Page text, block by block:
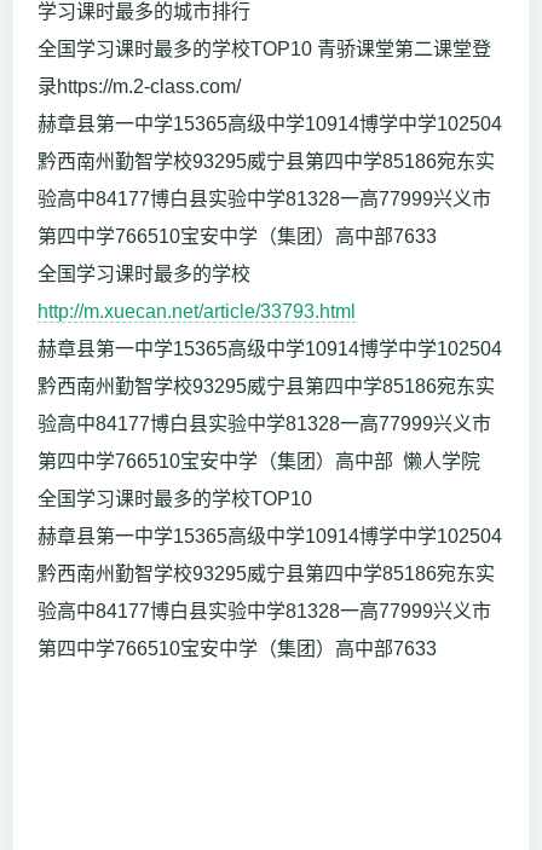
学习课时最多的城市排行
全国学习课时最多的学校TOP10 青骄课堂第二课堂登
录https://m.2-class.com/
赫章县第一中学15365高级中学10914博学中学102504
黔西南州勤智学校93295威宁县第四中学85186宛东实
验高中84177博白县实验中学81328一高77999兴义市
第四中学766510宝安中学（集团）高中部7633
全国学习课时最多的学校
http://m.xuecan.net/article/33793.html
赫章县第一中学15365高级中学10914博学中学102504
黔西南州勤智学校93295威宁县第四中学85186宛东实
验高中84177博白县实验中学81328一高77999兴义市
第四中学766510宝安中学（集团）高中部 懒人学院
全国学习课时最多的学校TOP10
赫章县第一中学15365高级中学10914博学中学102504
黔西南州勤智学校93295威宁县第四中学85186宛东实
验高中84177博白县实验中学81328一高77999兴义市
第四中学766510宝安中学（集团）高中部7633